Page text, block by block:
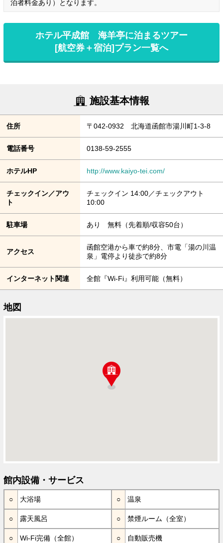
泊者料金あり）となります。
ホテル平成館 海羊亭に泊まるツアー
[航空券＋宿泊]プラン一覧へ
施設基本情報
住所 〒042-0932 北海道函館市湯川町1-3-8
電話番号 0138-59-2555
ホテルHP http://www.kaiyo-tei.com/
チェックイン／アウ
ト
チェックイン 14:00／チェックアウト
10:00
駐車場 あり 無料（先着順/収容50台）
アクセス
函館空港から車で約8分、市電「湯の川温
泉」電停より徒歩で約8分
インターネット関連 全館『Wi-Fi』利用可能（無料）
地図
館内設備・サービス
大浴場 温泉
露天風呂 禁煙ルーム（全室）
Wi-Fi完備（全館） 自動販売機